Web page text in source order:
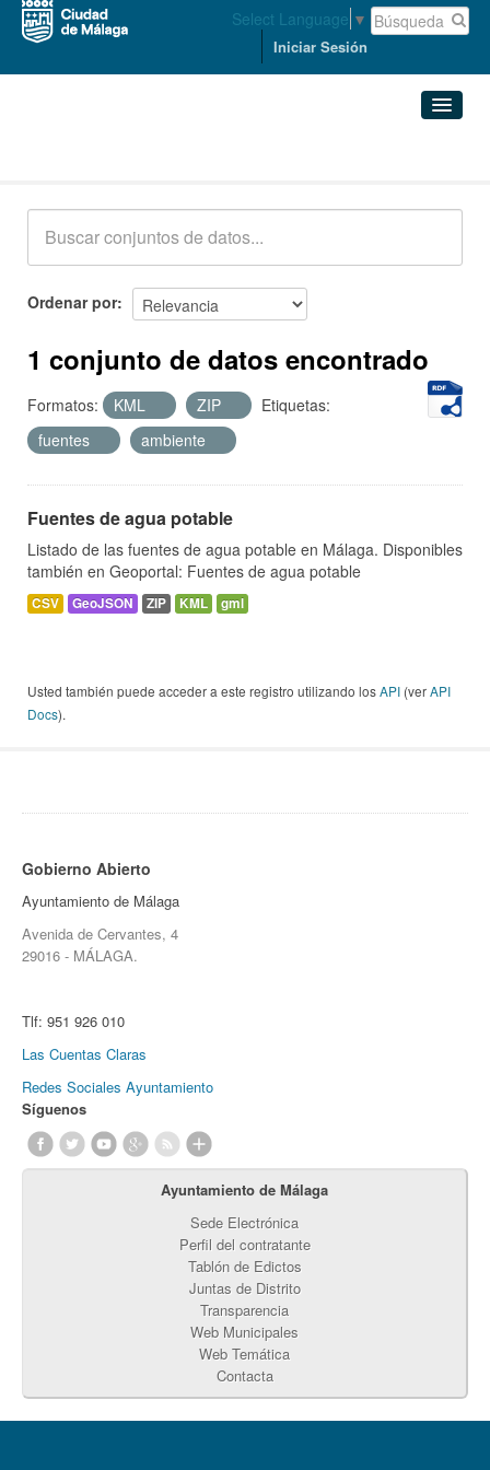
Select Language ▼
Iniciar Sesión
Acerca de
Ordenar por
1 conjunto de datos encontrado
Formatos: KML ZIP
Etiquetas:
fuentes
ambiente
Fuentes de agua potable
Listado de las fuentes de agua potable en Málaga. Disponibles
también en Geoportal: Fuentes de agua potable
CSV GeoJSON ZIP KML gml
Usted también puede acceder a este registro utilizando losAPI (verAPI
Docs).
Gobierno Abierto
Ayuntamiento de Málaga
Avenida de Cervantes, 4
29016 - MÁLAGA.
Tlf: 951 926 010
Las Cuentas Claras
Redes Sociales Ayuntamiento
Síguenos
Ayuntamiento de Málaga
Sede Electrónica
Perfil del contratante
Tablón de Edictos
Juntas de Distrito
Transparencia
Web Municipales
Web Temática
Contacta